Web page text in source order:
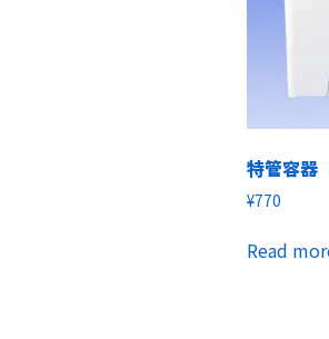
特管容器
¥770
Read